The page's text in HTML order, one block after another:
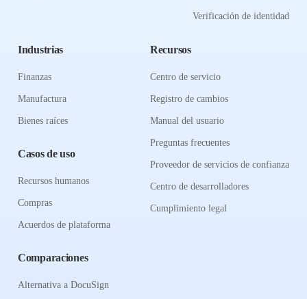
Verificación de identidad
Industrias
Finanzas
Manufactura
Bienes raíces
Casos de uso
Recursos humanos
Compras
Acuerdos de plataforma
Comparaciones
Alternativa a DocuSign
Recursos
Centro de servicio
Registro de cambios
Manual del usuario
Preguntas frecuentes
Proveedor de servicios de confianza
Centro de desarrolladores
Cumplimiento legal